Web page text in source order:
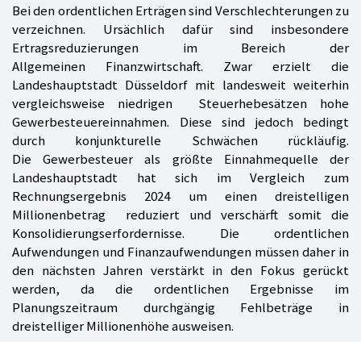
Bei den ordentlichen Erträgen sind Verschlechterungen zu
verzeichnen. Ursächlich dafür sind insbesondere
Ertragsreduzierungen im Bereich der
Allgemeinen Finanzwirtschaft. Zwar erzielt die
Landeshauptstadt Düsseldorf mit landesweit weiterhin
vergleichsweise niedrigen Steuerhebesätzen hohe
Gewerbesteuereinnahmen. Diese sind jedoch bedingt
durch konjunkturelle Schwächen rückläufig.
Die Gewerbesteuer als größte Einnahmequelle der
Landeshauptstadt hat sich im Vergleich zum
Rechnungsergebnis 2024 um einen dreistelligen
Millionenbetrag reduziert und verschärft somit die
Konsolidierungserfordernisse. Die ordentlichen
Aufwendungen und Finanzaufwendungen müssen daher in
den nächsten Jahren verstärkt in den Fokus gerückt
werden, da die ordentlichen Ergebnisse im
Planungszeitraum durchgängig Fehlbeträge in
dreistelliger Millionenhöhe ausweisen.